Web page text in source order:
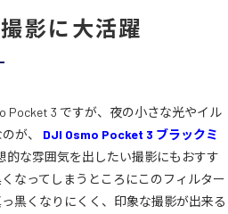
影に大活躍
Pocket 3 ですが、夜の小さな光やイル
が、 DJI Osmo Pocket 3 ブラックミ
的な雰囲気を出したい撮影にもおすす
なってしまうところにこのフィルター
黒くなりにくく、印象な撮影が出来る